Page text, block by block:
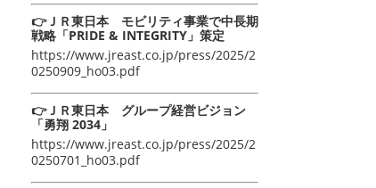
👉ＪＲ東日本 モビリティ事業で中長期
戦略「PRIDE & INTEGRITY」策定
https://www.jreast.co.jp/press/2025/2
0250909_ho03.pdf
👉ＪＲ東日本 グループ経営ビジョン
「勇翔 2034」
https://www.jreast.co.jp/press/2025/2
0250701_ho03.pdf